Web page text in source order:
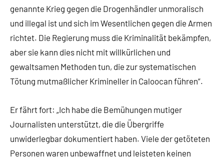
genannte Krieg gegen die Drogenhändler unmoralisch
und illegal ist und sich im Wesentlichen gegen die Armen
richtet. Die Regierung muss die Kriminalität bekämpfen,
aber sie kann dies nicht mit willkürlichen und
gewaltsamen Methoden tun, die zur systematischen
Tötung mutmaßlicher Krimineller in Caloocan führen“.
Er fährt fort: „Ich habe die Bemühungen mutiger
Journalisten unterstützt, die die Übergriffe
unwiderlegbar dokumentiert haben. Viele der getöteten
Personen waren unbewaffnet und leisteten keinen